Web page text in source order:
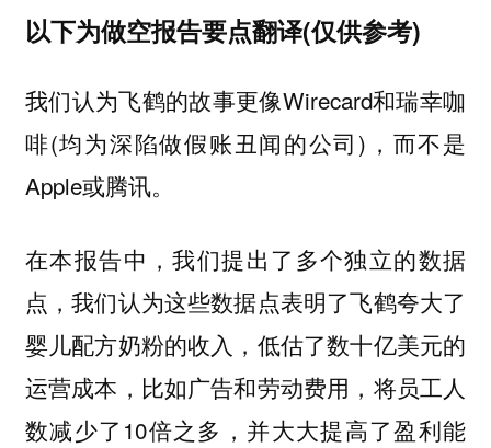
以下为做空报告要点翻译(仅供参考)
我们认为飞鹤的故事更像Wirecard和瑞幸咖
啡(均为深陷做假账丑闻的公司)，而不是
Apple或腾讯。
在本报告中，我们提出了多个独立的数据
点，我们认为这些数据点表明了飞鹤夸大了
婴儿配方奶粉的收入，低估了数十亿美元的
运营成本，比如广告和劳动费用，将员工人
数减少了10倍之多，并大大提高了盈利能